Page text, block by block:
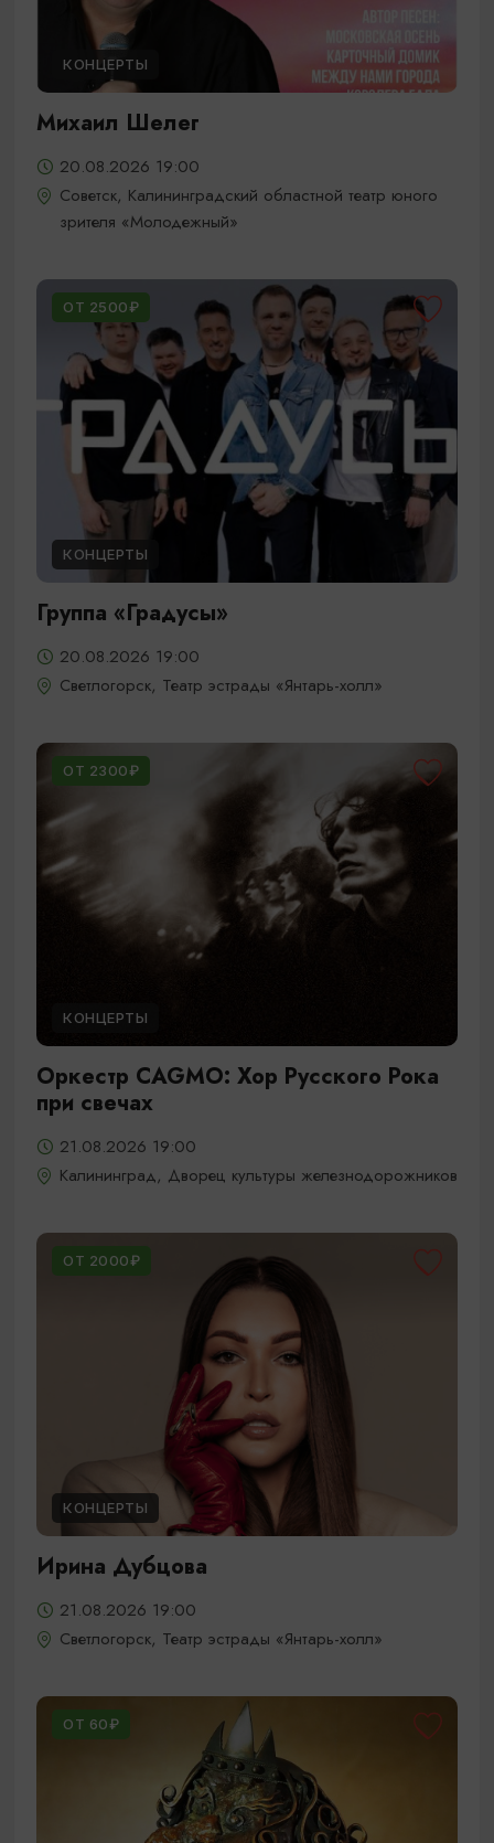
КОНЦЕРТЫ
Михаил Шелег
20.08.2026 19:00
Советск, Калининградский областной театр юного
зрителя «Молодежный»
ОТ 2500₽
КОНЦЕРТЫ
Группа «Градусы»
20.08.2026 19:00
Светлогорск, Театр эстрады «Янтарь-холл»
ОТ 2300₽
КОНЦЕРТЫ
Оркестр CAGMO: Хор Русского Рока
при свечах
21.08.2026 19:00
Калининград, Дворец культуры железнодорожников
ОТ 2000₽
КОНЦЕРТЫ
Ирина Дубцова
21.08.2026 19:00
Светлогорск, Театр эстрады «Янтарь-холл»
ОТ 60₽